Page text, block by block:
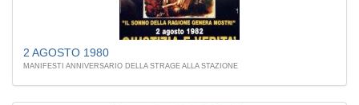
2 AGOSTO 1980
MANIFESTI ANNIVERSARIO DELLA STRAGE ALLA STAZIONE